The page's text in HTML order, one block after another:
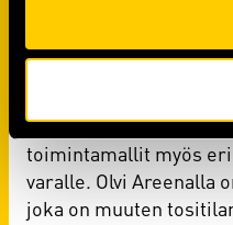
ensiapuhenkilöstö,
joukkueen lääkärit,
seuroilla on
toimintamallit myös
varalle. Olvi Areenalla
joka on muuten